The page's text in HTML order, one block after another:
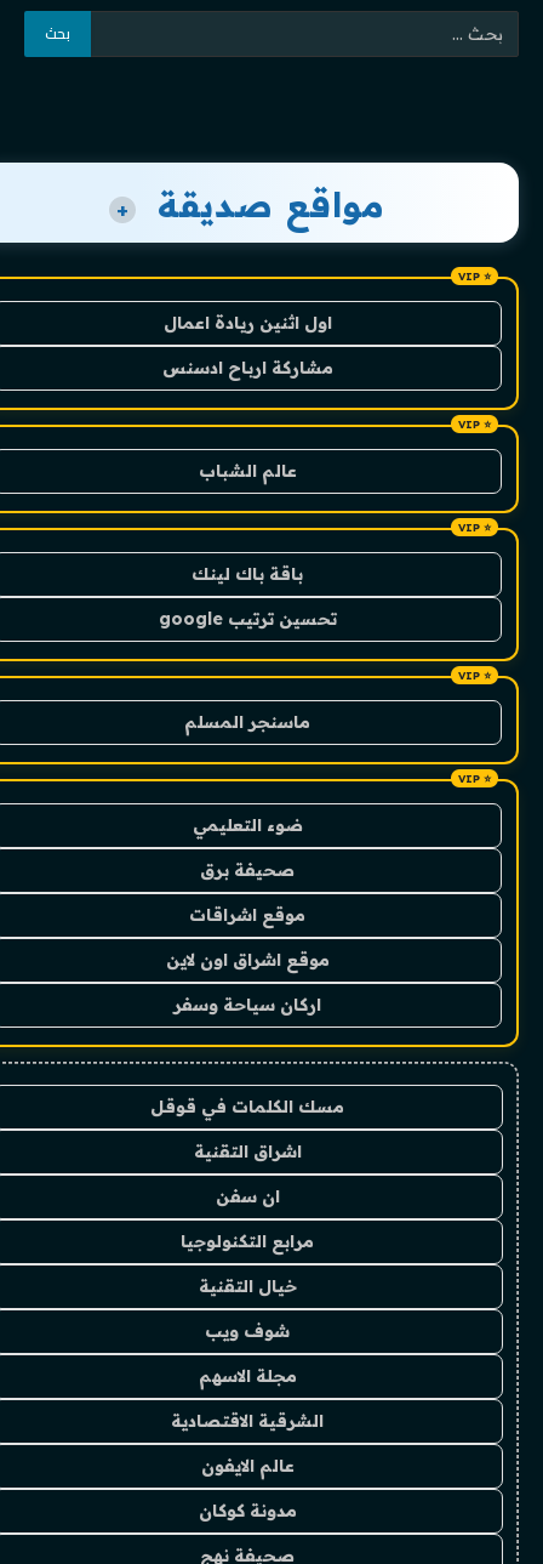
مواقع صديقة +
اول اثنين ريادة اعمال
مشاركة ارباح ادسنس
عالم الشباب
باقة باك لينك
تحسين ترتيب google
ماسنجر المسلم
ضوء التعليمي
صحيفة برق
موقع اشراقات
موقع اشراق اون لاين
اركان سياحة وسفر
مسك الكلمات في قوقل
اشراق التقنية
ان سفن
مرابع التكنولوجيا
خيال التقنية
شوف ويب
مجلة الاسهم
الشرقية الاقتصادية
عالم الايفون
مدونة كوكان
صحيفة نهج